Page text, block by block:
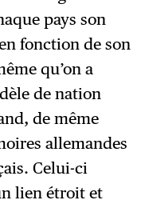
pays son
fonction de son
qu’on a
de nation
de même
allemandes
Celui-ci
lien étroit et